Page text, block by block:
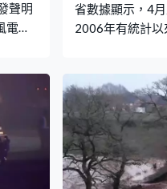
聲明
電項
朗
，
名
省數據顯示，4
2006年有統計以
統計，過去數月
生處理熊屍體